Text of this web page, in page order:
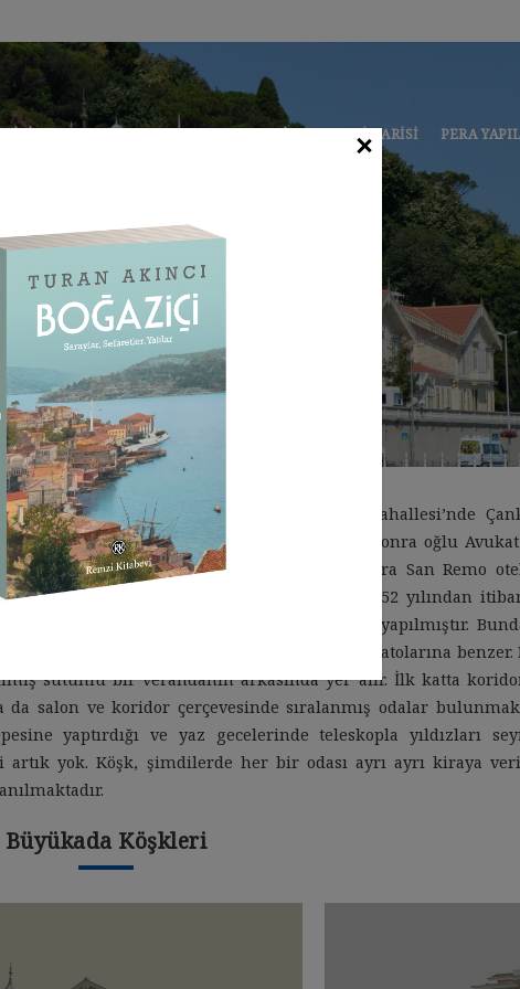
CLOSE
OSMANLI KONUTLARI EKALLIYETLER MIMARISI PERA
Büyükada Mizzi Köşkü
İstanbul Adalar İlçesi Büyükada Nizam Mahallesi’nde
Mizzi tarafından inşa ettirilmiştir. Daha sonra oğlu
defalarca el değiştirmiştir. 1930 yılından sonra San Remo
İkinci Dünya Savaşında kapalı olan köşk, 1952 yılından
bulunan kulesi kırmızı yığma tuğladan yapılmıştır.
adlandırılmıştır. Bina görünüş olarak Ortaçağ şatolarına
sütunlu bir verandanın arkasında yer alır. İlk katta
salon ve koridor çerçevesinde sıralanmış odalar
yaptırdığı ve yaz gecelerinde teleskopla yıldızları
artık yok. Köşk, şimdilerde her bir odası ayrı ayrı kiraya
Büyükada Köşkleri